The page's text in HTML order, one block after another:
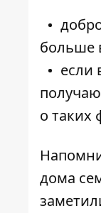
больше
если
о таких
дома